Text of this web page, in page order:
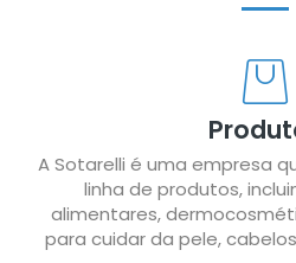
A Sotarelli é uma empresa
linha de produtos,
alimentares,
para cuidar da pele,